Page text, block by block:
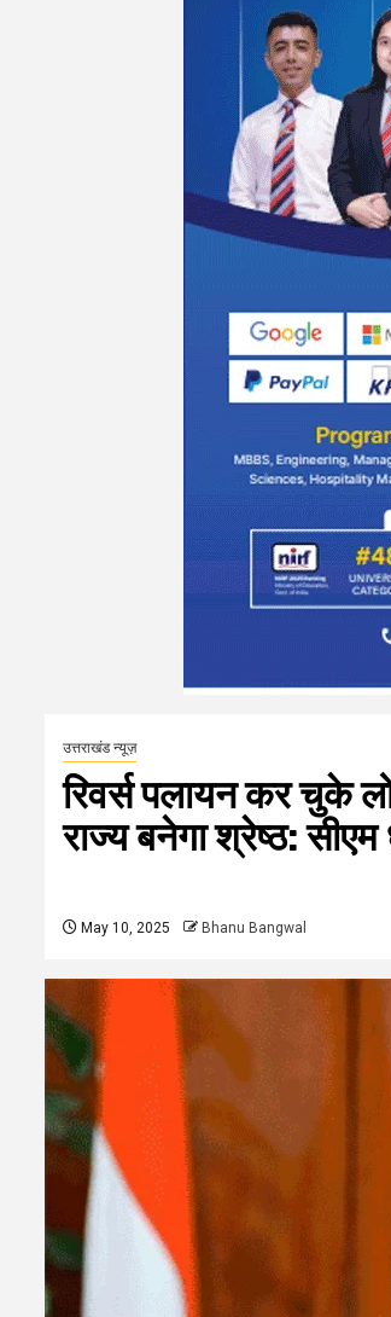
उत्तराखंड न्यूज़
रिवर्स पलायन कर चुके
राज्य बनेगा श्रेष्ठ: सीएम
May 10, 2025 Bhanu Bangwal